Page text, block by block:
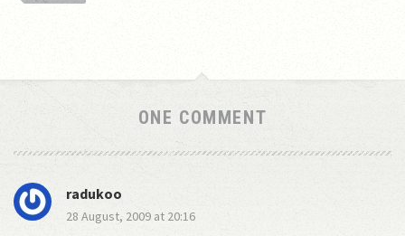
ONE COMMENT
radukoo
28 August, 2009 at 20:16